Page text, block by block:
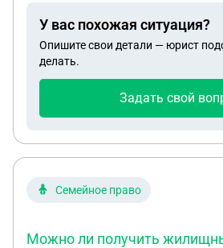
У вас похожая ситуация?
Опишите свои детали — юрист
делать.
Задать свой
Семейное право
Можно ли получить